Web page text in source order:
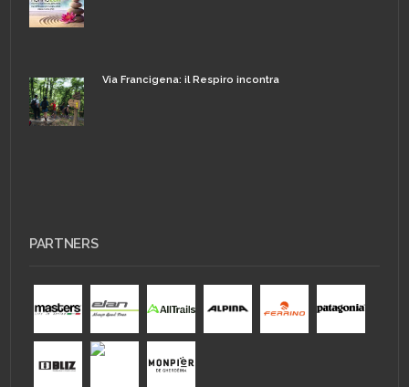
Via Francigena: il Respiro incontra
PARTNERS